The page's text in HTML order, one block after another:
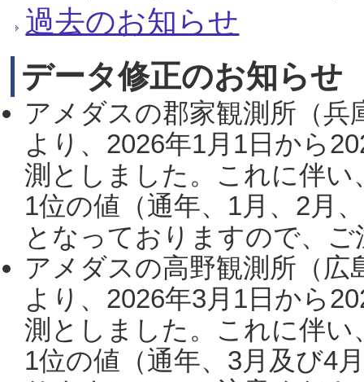
過去のお知らせ
データ修正のお知らせ
アメダスの郡家観測所（
より、2026年1月1日から
測としました。これに伴い
1位の値（通年、1月、2月
となっておりますので、
アメダスの高野観測所（
より、2026年3月1日から
測としました。これに伴い
1位の値（通年、3月及び4